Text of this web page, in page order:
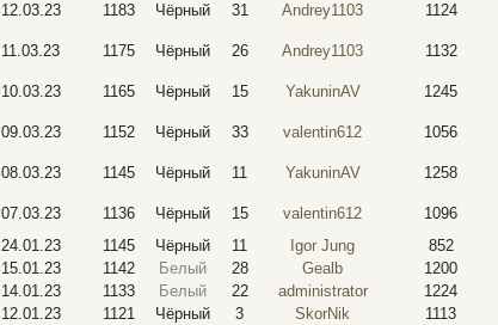
12.03.23 1183 Чёрный 31 Andrey1103 1124
11.03.23 1175 Чёрный 26 Andrey1103 1132
10.03.23 1165 Чёрный 15 YakuninAV 1245
09.03.23 1152 Чёрный 33 valentin612 1056
08.03.23 1145 Чёрный 11 YakuninAV 1258
07.03.23 1136 Чёрный 15 valentin612 1096
24.01.23 1145 Чёрный 11 Igor Jung 852
15.01.23 1142 Белый 28 Gealb 1200
14.01.23 1133 Белый 22 administrator 1224
12.01.23 1121 Чёрный 3 SkorNik 1113